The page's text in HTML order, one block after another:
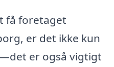
få foretaget
er det ikke kun
er også vigtigt